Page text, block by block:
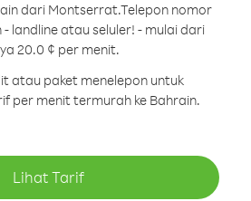
dari Montserrat.Telepon nomor
landline atau seluler! - mulai dari
20.0 ¢ per menit.
atau paket menelepon untuk
per menit termurah ke Bahrain.
Lihat Tarif